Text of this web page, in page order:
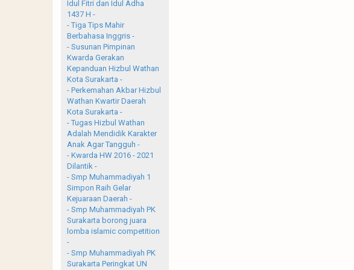
Idul Fitri dan Idul Adha
1437 H -
- Tiga Tips Mahir
Berbahasa Inggris -
- Susunan Pimpinan
Kwarda Gerakan
Kepanduan Hizbul Wathan
Kota Surakarta -
- Perkemahan Akbar Hizbul
Wathan Kwartir Daerah
Kota Surakarta -
- Tugas Hizbul Wathan
Adalah Mendidik Karakter
Anak Agar Tangguh -
- Kwarda HW 2016 - 2021
Dilantik -
- Smp Muhammadiyah 1
Simpon Raih Gelar
Kejuaraan Daerah -
- Smp Muhammadiyah PK
Surakarta borong juara
lomba islamic competition
-
- Smp Muhammadiyah PK
Surakarta Peringkat UN